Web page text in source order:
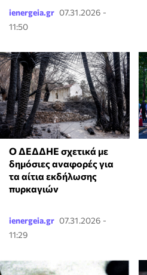
ienergeia.gr 07.31.2026 -
11:50
Ο ΔΕΔΔΗΕ σχετικά με
δημόσιες αναφορές για
τα αίτια εκδήλωσης
πυρκαγιών
ienergeia.gr 07.31.2026 -
11:29